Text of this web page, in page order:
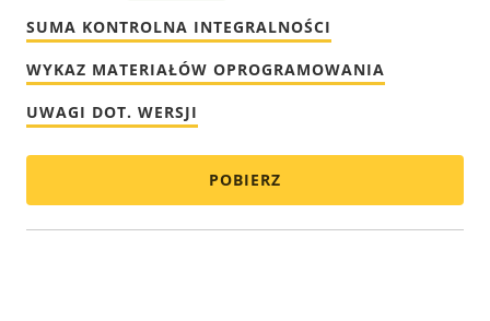
SUMA KONTROLNA INTEGRALNOŚCI
WYKAZ MATERIAŁÓW OPROGRAMOWANIA
UWAGI DOT. WERSJI
POBIERZ